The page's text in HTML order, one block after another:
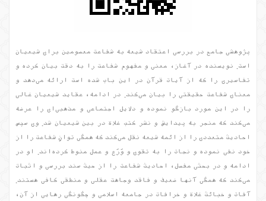
پژوهشی جامع در بررسی اعتقاد شیعه به شفاعت معصومین برای شیعیان
است. نویسنده در آغاز، معنی و مفهوم شفاعت را به دقت بیان کرده و
تفاسیری را که از آیات قرآن در این باب شده است ارائه می‌دهد و
معنای شفاعت حقیقتی را بیان می‌کند. در ادامه، عقاید شیعیان غالی
را در این مورد بازگو نموده و دلایل اجتماعی و مذهبی‌ای را عرضه
می‌کند که منجر به پیدایش و نشر کتب غلاة در بین شیعیان شد. وی سپس
احادیث متعددی را از ائمه شیعه نقل می‌کند که همگی توانِ شفاعت را از
خود نفی نموده و نجات را به تقوی و وَرَع و عمل منوط کرده‌اند. او در
ادامه و در بحثی مفصل، احادیث شفاعت را از حیث سند بررسی و اثبات
می‌کند که همگی آنها ضعیف و فاقد وجاهت عقلی و منطقی کافی هستند.
آفات و خبائث غلاة و خرافات در جامعه اسلامی و چگونگی رهایی از آن،